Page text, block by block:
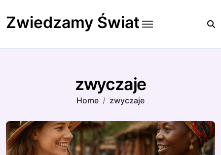
to
content
Zwiedzamy Świat
zwyczaje
Home zwyczaje